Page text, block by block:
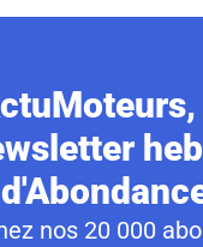
nos 20 000